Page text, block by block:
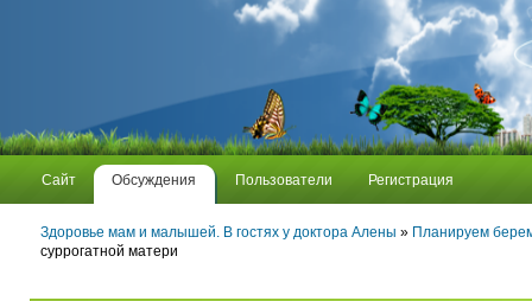
Сайт Обсуждения Пользователи Регистрация
Здоровье мам и малышей. В гостях у доктора Алены » Планируем
суррогатной матери